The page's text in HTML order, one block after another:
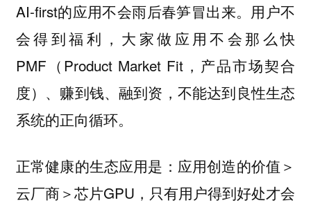
AI-first的应用不会雨后春笋冒出来。用户不
会得到福利，大家做应用不会那么快
PMF（Product Market Fit，产品市场契合
度）、赚到钱、融到资，不能达到良性生态
系统的正向循环。
正常健康的生态应用是：应用创造的价值＞
云厂商＞芯片GPU，只有用户得到好处才会